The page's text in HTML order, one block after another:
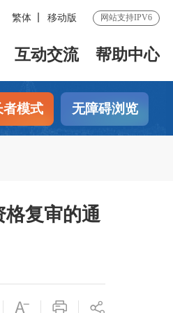
繁体 移动版 网站支持IPV6
互动交流 帮助中心
者模式 无障碍浏览
复审的通